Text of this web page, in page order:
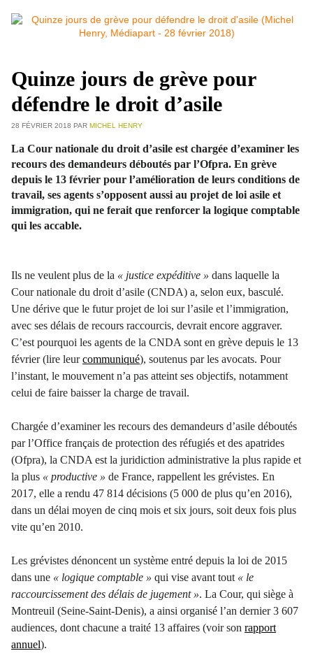
Quinze jours de grève pour
défendre le droit d’asile
28 FÉVRIER 2018 PAR MICHEL HENRY
La Cour nationale du droit d’asile est chargée d’examiner les
recours des demandeurs déboutés par l’Ofpra. En grève
depuis le 13 février pour l’amélioration de leurs conditions de
travail, ses agents s’opposent aussi au projet de loi asile et
immigration, qui ne ferait que renforcer la logique comptable
qui les accable.
Ils ne veulent plus de la « justice expéditive » dans laquelle la
Cour nationale du droit d’asile (CNDA) a, selon eux, basculé.
Une dérive que le futur projet de loi sur l’asile et l’immigration,
avec ses délais de recours raccourcis, devrait encore aggraver.
C’est pourquoi les agents de la CNDA sont en grève depuis le 13
février (lire leur communiqué), soutenus par les avocats. Pour
l’instant, le mouvement n’a pas atteint ses objectifs, notamment
celui de faire baisser la charge de travail.
Chargée d’examiner les recours des demandeurs d’asile déboutés
par l’Office français de protection des réfugiés et des apatrides
(Ofpra), la CNDA est la juridiction administrative la plus rapide et
la plus « productive » de France, rappellent les grévistes. En
2017, elle a rendu 47 814 décisions (5 000 de plus qu’en 2016),
dans un délai moyen de cinq mois et six jours, soit deux fois plus
vite qu’en 2010.
Les grévistes dénoncent un système entré depuis la loi de 2015
dans une « logique comptable » qui vise avant tout « le
raccourcissement des délais de jugement ». La Cour, qui siège à
Montreuil (Seine-Saint-Denis), a ainsi organisé l’an dernier 3 607
audiences, dont chacune a traité 13 affaires (voir son rapport
annuel).